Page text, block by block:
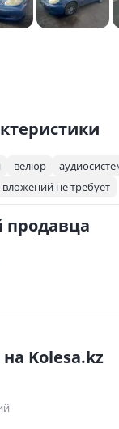
велюр
вложений не требует
Kolesa.kz